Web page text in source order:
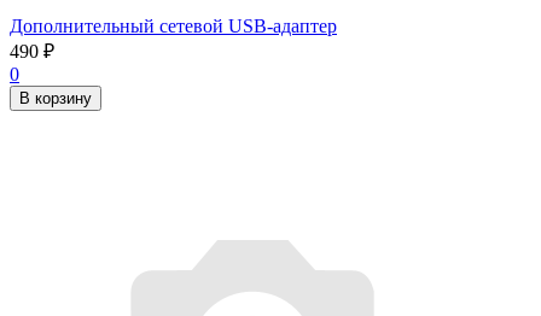
Дополнительный сетевой USB-адаптер
490 ₽
0
В корзину